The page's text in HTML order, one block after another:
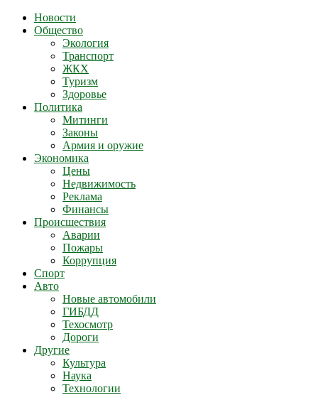
Новости
Общество
Экология
Транспорт
ЖКХ
Туризм
Здоровье
Политика
Митинги
Законы
Армия и оружие
Экономика
Цены
Недвижимость
Реклама
Финансы
Происшествия
Аварии
Пожары
Коррупция
Спорт
Авто
Новые автомобили
ГИБДД
Техосмотр
Дороги
Другие
Культура
Наука
Технологии